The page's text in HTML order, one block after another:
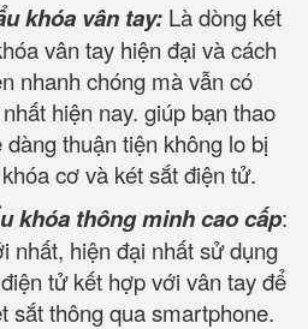
khóa vân tay: Là dòng két
vân tay hiện đại và cách
nhanh chóng mà vẫn có
hiện nay. giúp bạn thao
thuận tiện không lo bị
cơ và két sắt điện tử.
khóa thông minh cao cấp:
nhất, hiện đại nhất sử dụng
tử kết hợp với vân tay để
sắt thông qua smartphone.